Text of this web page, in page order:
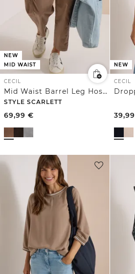
NEW
MID WAIST
CECIL
Mid Waist Barrel Leg Hose im Casual Fit
STYLE SCARLETT
69,99 €
NEW
CECIL
39,99